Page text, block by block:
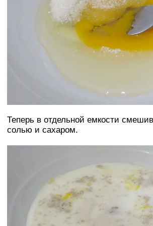
Теперь в отдельной емкости
солью и сахаром.